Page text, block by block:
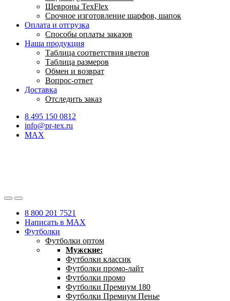
Шевроны TexFlex
Срочное изготовление шарфов, шапок
Оплата и отгрузка
Способы оплаты заказов
Наша продукция
Таблица соответствия цветов
Таблица размеров
Обмен и возврат
Вопрос-ответ
Доставка
Отследить заказ
8 495 150 0812
info@pr-tex.ru
MAX
8 800 201 7521
Написать в MAX
Футболки
Футболки оптом
Мужские:
Футболки классик
Футболки промо-лайт
Футболки промо
Футболки Премиум 180
Футболки Премиум Пенье